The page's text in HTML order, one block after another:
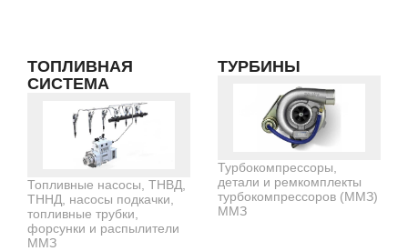
ТОПЛИВНАЯ
СИСТЕМА
Топливные насосы, ТНВД,
ТННД, насосы подкачки,
топливные трубки,
форсунки и распылители
ММЗ
ТУРБИНЫ
Турбокомпрессоры,
детали и ремкомплекты
турбокомпрессоров (ММЗ)
ММЗ